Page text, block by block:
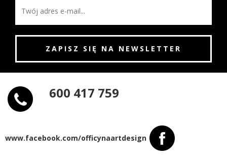
600 417 759
www.facebook.com/officynaartdesign